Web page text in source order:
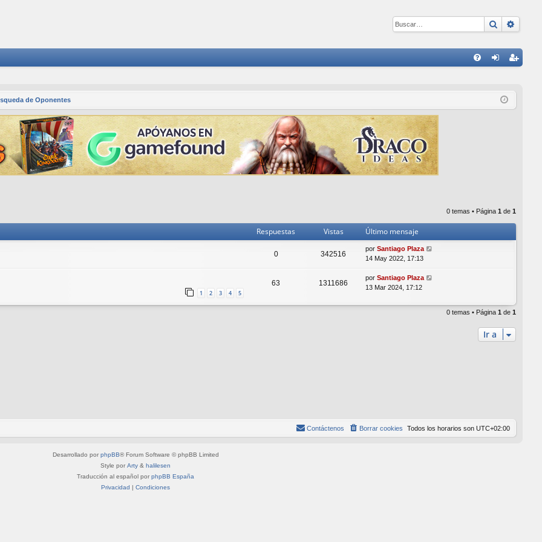
Buscar
ist
de Oponentes
0 temas • Página 1 de 1
Respuestas Vistas Último mensaje
0 342516
por Santiago Plaza
14 May 2022, 17:13
1 2 3 4 5
63 1311686
por Santiago Plaza
13 Mar 2024, 17:12
0 temas • Página 1 de 1
Ir a
Todos los horarios son UTC+02:00
Borrar cookies
Contáctenos
Desarrollado por phpBB® Forum Software © phpBB Limited
Style por Arty & halilesen
Traducción al español por phpBB España
Privacidad | Condiciones